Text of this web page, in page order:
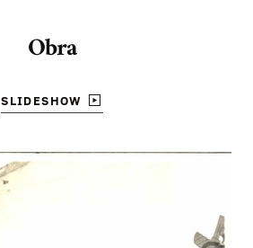
Obra
SLIDESHOW